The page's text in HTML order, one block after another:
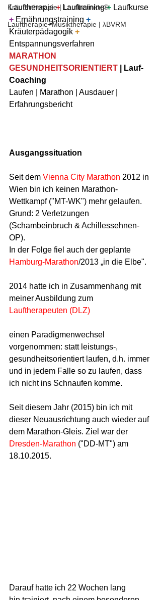
Kräutertherapie | Laufinstinkt+®
Lauftherapie+Musiktherapie | λBVRM
Lauftherapie + Lauftraining + Laufkurse
+ Ernährungstraining +
Kräuterpädagogik +
Entspannungsverfahren
MARATHON
GESUNDHEITSORIENTIERT | Lauf-
Coaching
Laufen | Marathon | Ausdauer |
Erfahrungsbericht
Ausgangssituation
Seit dem Vienna City Marathon 2012 in
Wien bin ich keinen Marathon-
Wettkampf ("MT-WK") mehr gelaufen.
Grund: 2 Verletzungen
(Schambeinbruch & Achillessehnen-
OP).
In der Folge fiel auch der geplante
Hamburg-Marathon/2013 „in die Elbe".
2014 hatte ich in Zusammenhang mit
meiner Ausbildung zum
Lauftherapeuten (DLZ)
einen Paradigmenwechsel
vorgenommen: statt leistungs-,
gesundheitsorientiert laufen, d.h. immer
und in jedem Falle so zu laufen, dass
ich nicht ins Schnaufen komme.
Seit diesem Jahr (2015) bin ich mit
dieser Neuausrichtung auch wieder auf
dem Marathon-Gleis. Ziel war der
Dresden-Marathon ("DD-MT") am
18.10.2015.
Darauf hatte ich 22 Wochen lang